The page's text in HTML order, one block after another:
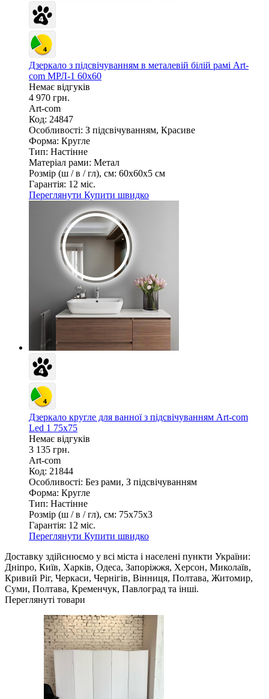
Дзеркало з підсвічуванням в металевій білій рамі Art-
com МРЛ-1 60х60
Немає відгуків
4 970 грн.
Art-com
Код: 24847
Особливості: З підсвічуванням, Красиве
Форма: Кругле
Тип: Настінне
Матеріал рами: Метал
Розмір (ш / в / гл), см: 60х60х5 см
Гарантія: 12 міс.
Переглянути Купити швидко
Дзеркало кругле для ванної з підсвічуванням Art-com
Led 1 75х75
Немає відгуків
3 135 грн.
Art-com
Код: 21844
Особливості: Без рами, З підсвічуванням
Форма: Кругле
Тип: Настінне
Розмір (ш / в / гл), см: 75х75х3
Гарантія: 12 міс.
Переглянути Купити швидко
Доставку здійснюємо у всі міста і населені пункти України:
Дніпро, Київ, Харків, Одеса, Запоріжжя, Херсон, Миколаїв,
Кривий Ріг, Черкаси, Чернігів, Вінниця, Полтава, Житомир,
Суми, Полтава, Кременчук, Павлоград та інші.
Переглянуті товари